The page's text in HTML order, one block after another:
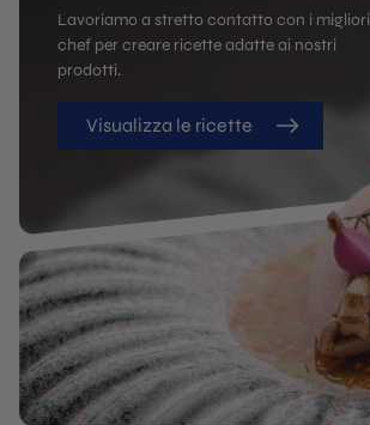
Lavoriamo a stretto contatto con i migliori
chef per creare ricette adatte ai nostri
prodotti.
Visualizza le ricette